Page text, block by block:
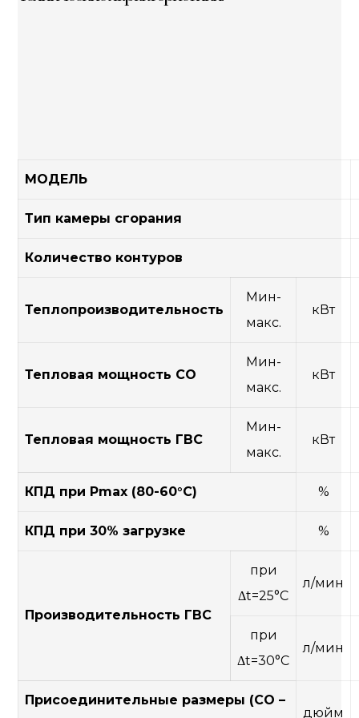
МОДЕЛЬ
Тип камеры сгорания
Количество контуров
Теплопроизводительность
Мин-
макс.
кВт
Тепловая мощность СО
Мин-
макс.
кВт
Тепловая мощность ГВС
Мин-
макс.
кВт
КПД при Pmax (80-60°C) %
КПД при 30% загрузке %
Производительность ГВС
при
Δt=25°C
л/мин
при
Δt=30°C
л/мин
Присоединительные размеры (СО –
дюйм